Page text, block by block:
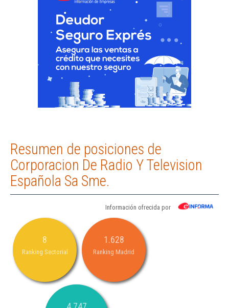
Resumen de posiciones de
Corporacion De Radio Y Television
Española Sa Sme.
Información ofrecida por
8
Ranking Sectorial
1.628
Ranking Madrid